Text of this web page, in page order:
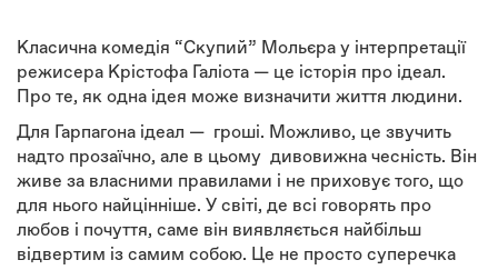
Класична комедія “Скупий” Мольєра у інтерпретації
режисера Крістофа Галіота — це історія про ідеал.
Про те, як одна ідея може визначити життя людини.
Для Гарпагона ідеал — гроші. Можливо, це звучить
надто прозаїчно, але в цьому дивовижна чесність. Він
живе за власними правилами і не приховує того, що
для нього найцінніше. У світі, де всі говорять про
любов і почуття, саме він виявляється найбільш
відвертим із самим собою. Це не просто суперечка